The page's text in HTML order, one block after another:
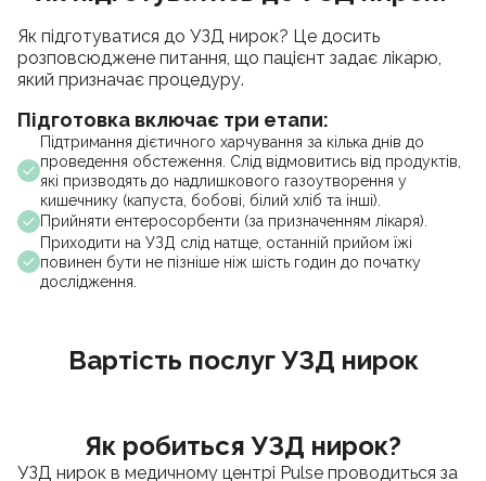
Як підготуватися до УЗД нирок? Це досить
розповсюджене питання, що пацієнт задає лікарю,
який призначає процедуру.
Підготовка включає три етапи:
Підтримання дієтичного харчування за кілька днів до
проведення обстеження. Слід відмовитись від продуктів,
які призводять до надлишкового газоутворення у
кишечнику (капуста, бобові, білий хліб та інші).
Прийняти ентеросорбенти (за призначенням лікаря).
Приходити на УЗД слід натще, останній прийом їжі
повинен бути не пізніше ніж шість годин до початку
дослідження.
Вартість послуг УЗД нирок
Як робиться УЗД нирок?
УЗД нирок в медичному центрі Pulse проводиться за